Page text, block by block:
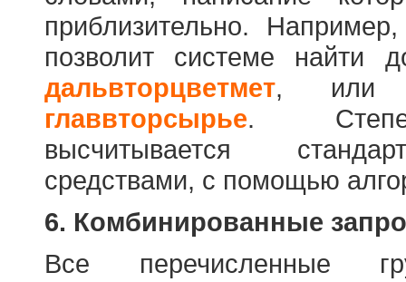
приблизительно.
позволит системе найти
дальвторцветмет,
главвторсырье.
высчитывается
средствами, с помощью
6. Комбинированные
Все перечисленные